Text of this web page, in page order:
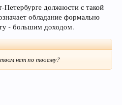
должности с такой
обладание формально
- большим доходом.
нет по твоему?